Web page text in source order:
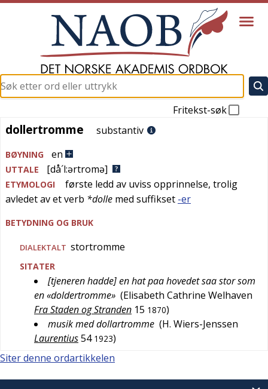
Fritekst-søk
dollertromme
dollertromme substantiv
BØYNING en
UTTALE [då´l:ərtromə]
ETYMOLOGI
første ledd av uviss opprinnelse, trolig
avledet av et verb *dolle med suffikset -er
BETYDNING OG BRUK
DIALEKTALT stortromme
SITATER
[tjeneren hadde] en hat paa hovedet saa stor som
en «doldertromme» (Elisabeth Cathrine Welhaven
Fra Staden og Stranden 15 1870)
musik med dollartromme (H. Wiers-Jenssen
Laurentius54 1923)
Siter denne ordartikkelen